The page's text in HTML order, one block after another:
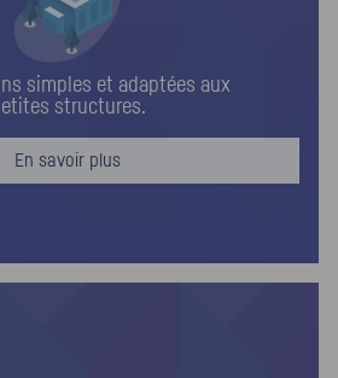
simples et adaptées aux
structures.
En savoir plus